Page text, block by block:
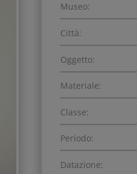
Museo:
Città:
Oggetto:
Materiale:
Classe:
Periodo:
Datazione: